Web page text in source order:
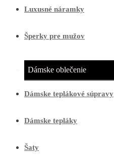
Luxusné náramky
Šperky pre mužov
Dámske oblečenie
Dámske teplákové súpravy
Dámske tepláky
Šaty